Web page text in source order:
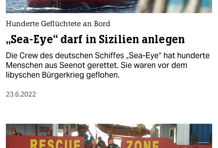
nord
wahrheit
verlag
shop
fragen & hilfe
Hunderte Geflüchtete an Bord
„Sea-Eye“ darf in Sizilien anlegen
Die Crew des deutschen Schiffes „Sea-Eye“ hat hunderte
Menschen aus Seenot gerettet. Sie waren vor dem
libyschen Bürgerkrieg geflohen.
23.6.2022